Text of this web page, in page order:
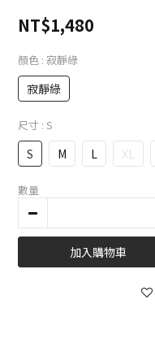
NT$1,480
顏色 : 寂靜綠
寂靜綠
尺寸 : S
S M L XL
數量
加入購物車